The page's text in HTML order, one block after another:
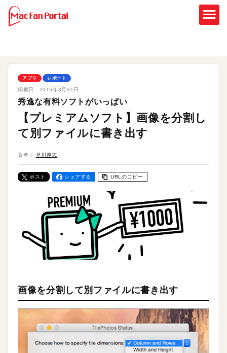
アプリ レポート
掲載日： 2015年3月31日
秀逸な有料ソフトがいっぱい
【プレミアムソフト】画像を分割し
て別ファイルに書き出す
著者： 早川厚志
ポスト シェアする URLのコピー
画像を分割して別ファイルに書き出す